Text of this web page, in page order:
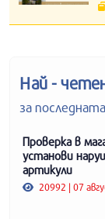
Най -
за
Проверка в
установи
артикули
20992 | 07